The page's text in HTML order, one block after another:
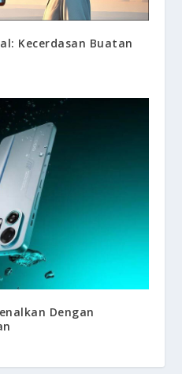
Kecerdasan Buatan
Dengan